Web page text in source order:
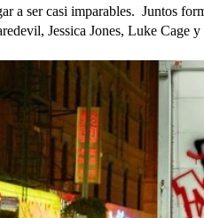
a ser casi imparables. Juntos
Jessica Jones, Luke Cage